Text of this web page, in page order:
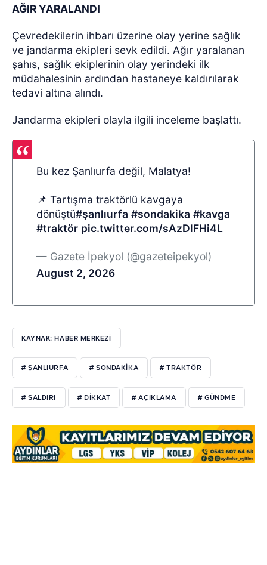
AĞIR YARALANDI
Çevredekilerin ihbarı üzerine olay yerine sağlık
ve jandarma ekipleri sevk edildi. Ağır yaralanan
şahıs, sağlık ekiplerinin olay yerindeki ilk
müdahalesinin ardından hastaneye kaldırılarak
tedavi altına alındı.
Jandarma ekipleri olayla ilgili inceleme başlattı.
Bu kez Şanlıurfa değil, Malatya!
📌 Tartışma traktörlü kavgaya
dönüştü#şanlıurfa #sondakika #kavga
#traktör pic.twitter.com/sAzDlFHi4L
— Gazete İpekyol (@gazeteipekyol)
August 2, 2026
KAYNAK: HABER MERKEZİ
# ŞANLIURFA # SONDAKIKA # TRAKTÖR
# SALDIRI # DIKKAT # AÇIKLAMA # GÜNDME